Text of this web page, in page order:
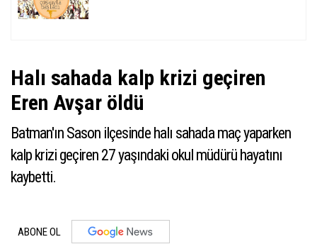
Halı sahada kalp krizi geçiren
Eren Avşar öldü
Batman'ın Sason ilçesinde halı sahada maç yaparken
kalp krizi geçiren 27 yaşındaki okul müdürü hayatını
kaybetti.
ABONE OL